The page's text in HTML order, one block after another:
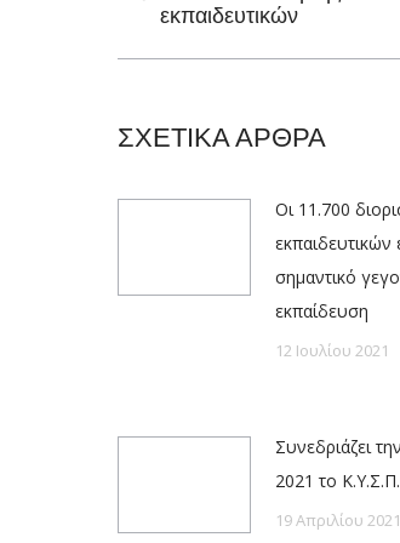
εκπαιδευτικών
ΣΧΕΤΙΚΑ ΑΡΘΡΑ
Οι 11.700
εκπαιδευτικών
σημαντικό
εκπαίδευση
12 Ιουλίου 2021
Συνεδριάζει
2021 το
19 Απριλίου 2021